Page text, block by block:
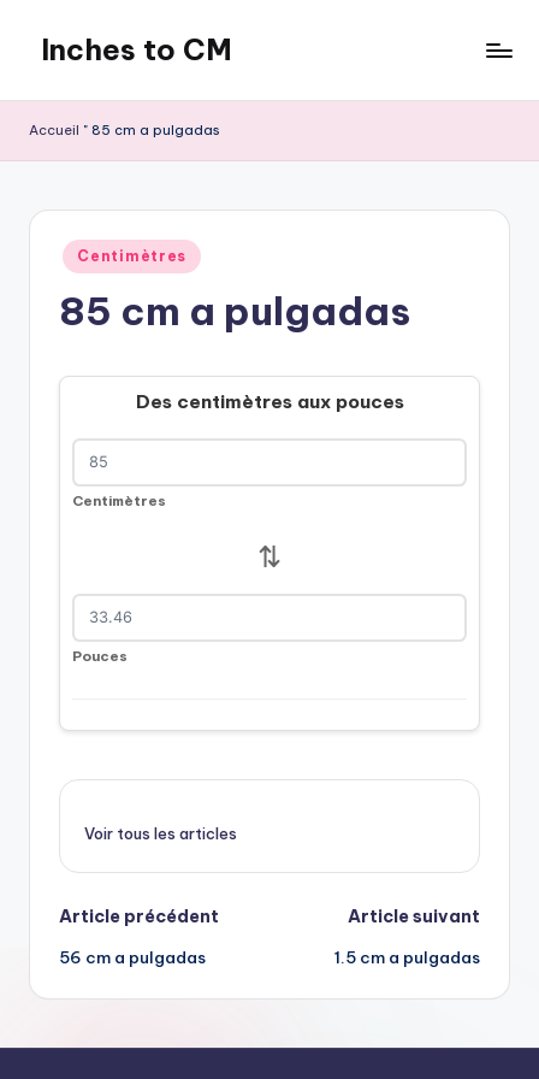
content
Inches to CM
Accueil " 85 cm a pulgadas
Publié
dans
Centimètres
85 cm a pulgadas
Des centimètres aux pouces
Centimètres
⇅
Pouces
Voir tous les articles
Navigation
postale
Article précédent
56 cm a pulgadas
Article suivant
1.5 cm a pulgadas